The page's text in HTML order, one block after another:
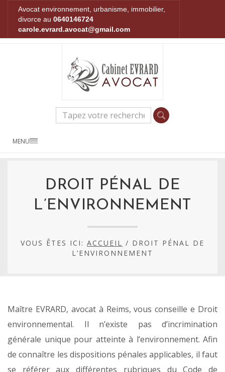
Avocat environnement, urbanisme, immobilier,
divorce au 0640146724
carole.evrard.avocat@gmail.com
MENU
DROIT PÉNAL DE
L’ENVIRONNEMENT
VOUS ÊTES ICI: ACCUEIL / DROIT PÉNAL DE
L’ENVIRONNEMENT
Maître EVRARD, avocat à Reims, vous conseille e Droit
environnemental. Il n’existe pas d’incrimination
générale unique pour atteinte à l’environnement. Afin
de connaître les dispositions pénales applicables, il faut
se référer aux différentes rubriques du Code de